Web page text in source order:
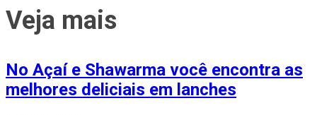
Veja mais
No Açaí e Shawarma você encontra as
melhores deliciais em lanches